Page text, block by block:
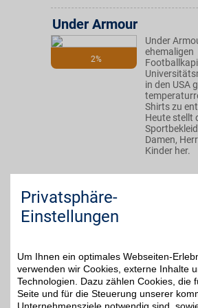
2%
Under Armour
Under
ehemaligen
in den USA
Shirts zu
Heute stellt
Damen,
Kinder her.
bis zu 20€
8.000
Jahr
Hause,
Privatsphäre-
Einstellungen
Um Ihnen ein optimales Webseiten-
verwenden wir Cookies, externe Inhalte
Technologien. Dazu zählen Cookies, die
Seite und für die Steuerung unserer